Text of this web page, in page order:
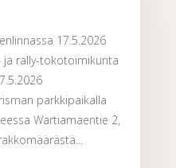
17.5.2026
ja rally-tokotoimikunta
parkkipaikalla
Wartiamäentie 2,